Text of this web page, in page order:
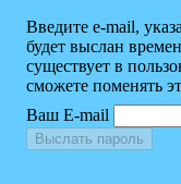
Введите e-mail,
будет выслан
существует в
сможете поменять
Ваш E-mail
Выслать пароль